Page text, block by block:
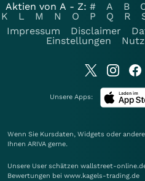
Aktien von A - Z: # A B
K
L M N O P Q R
Impressum
Disclaimer
Einstellungen
Unsere Apps:
Wenn Sie Kursdaten, Widgets oder
Ihnen ARIVA gerne.
Unsere User schätzen wallstreet-
Bewertungen bei www.kagels-trading.de